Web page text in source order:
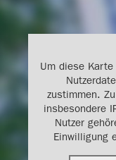
Anfahrt
technico GmbH
Gartenkamp 122
49492
Um diese
zustimmen.
insbesondere
Nutzer
Einwilligung